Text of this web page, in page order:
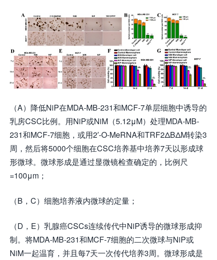
（A）降低NiP在MDA-MB-231和MCF-7单层细胞中诱导的
乳房CSC比例。用NiP或NiM（5.12μM）处理MDA-MB-
231和MCF-7细胞，或用2′-O-MeRNA和TRF2ΔBΔM转染3
周，然后将5000个细胞在CSC培养基中培养7天以形成球
形微球。微球形成是通过显微镜检查确定的，比例尺
=100μm；
（B，C）细胞培养液内微球的定量；
（D，E）乳腺癌CSCs连续传代中NiP诱导的微球形成抑
制。将MDA-MB-231和MCF-7细胞的二次微球与NiP或
NiM一起温育，并且每7天一次传代培养3周。微球形成是